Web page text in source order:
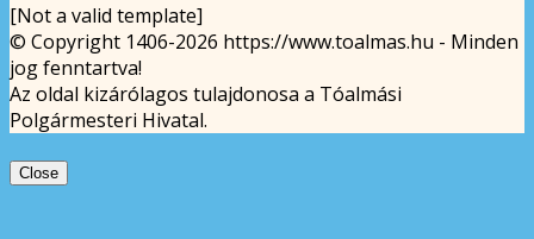
[Not a valid template]
© Copyright 1406-2026 https://www.toalmas.hu - Minden
jog fenntartva!
Az oldal kizárólagos tulajdonosa a Tóalmási
Polgármesteri Hivatal.
Close